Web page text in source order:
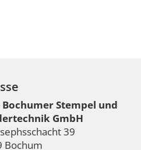
Bochumer Stempel und
GmbH
39
Bochum